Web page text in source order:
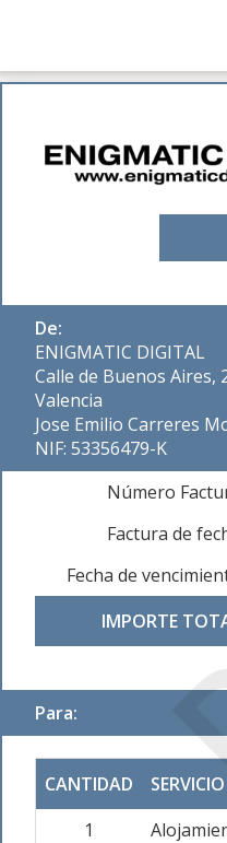
De:
ENIGMATIC DIGITAL
Calle de Buenos Aires,
Valencia
Jose Emilio Carreres
NIF: 53356479-K
Número
Factura de
Fecha de
IMPORTE
Para:
CANTIDAD
SERVICIO
1